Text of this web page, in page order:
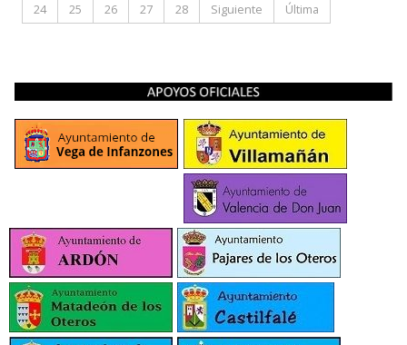
24
25 26 27 28 Siguiente Última